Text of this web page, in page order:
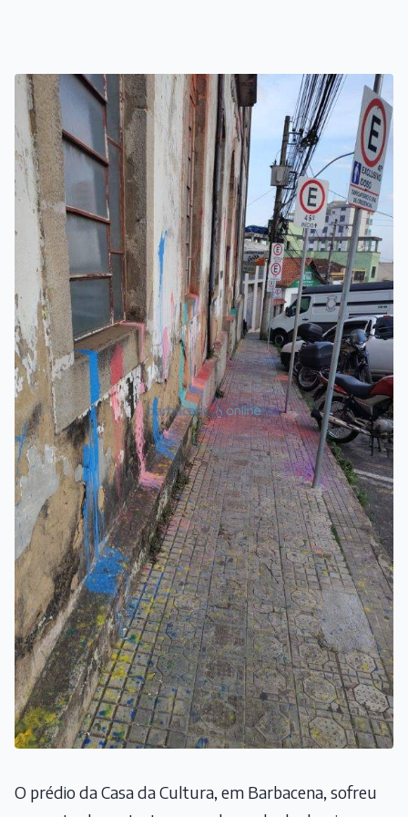
O prédio da Casa da Cultura, em Barbacena, sofreu